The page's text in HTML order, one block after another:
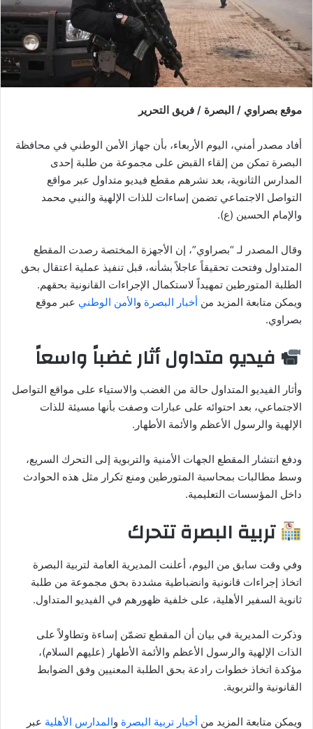
موقع بصراوي / البصرة / فريق التحرير
أفاد مصدر أمني، اليوم الأربعاء، بأن جهاز الأمن الوطني في محافظة
البصرة تمكن من إلقاء القبض على مجموعة من طلبة إحدى
المدارس الثانوية، بعد نشرهم مقطع فيديو متداول عبر مواقع
التواصل الاجتماعي تضمن إساءات للذات الإلهية والنبي محمد
والإمام الحسين (ع).
وقال المصدر لـ “بصراوي”، إن الأجهزة المختصة رصدت المقطع
المتداول وفتحت تحقيقاً عاجلاً بشأنه، قبل تنفيذ عملية اعتقال بحق
الطلبة المتورطين تمهيداً لاستكمال الإجراءات القانونية بحقهم.
ويمكن متابعة المزيد من أخبار البصرة والأمن الوطني عبر موقع
بصراوي.
فيديو متداول أثار غضباً واسعاً
وأثار الفيديو المتداول حالة من الغضب والاستياء على مواقع التواصل
الاجتماعي، بعد احتوائه على عبارات وصفت بأنها مسيئة للذات
الإلهية والرسول الأعظم والأئمة الأطهار.
ودفع انتشار المقطع الجهات الأمنية والتربوية إلى التحرك السريع،
وسط مطالبات بمحاسبة المتورطين ومنع تكرار مثل هذه الحوادث
داخل المؤسسات التعليمية.
تربية البصرة تتحرك
وفي وقت سابق من اليوم، أعلنت المديرية العامة لتربية البصرة
اتخاذ إجراءات قانونية وانضباطية مشددة بحق مجموعة من طلبة
ثانوية السفير الأهلية، على خلفية ظهورهم في الفيديو المتداول.
وذكرت المديرية في بيان أن المقطع تضمّن إساءة وتطاولاً على
الذات الإلهية والرسول الأعظم والأئمة الأطهار (عليهم السلام)،
مؤكدة اتخاذ خطوات رادعة بحق الطلبة المعنيين وفق الضوابط
القانونية والتربوية.
ويمكن متابعة المزيد من أخبار تربية البصرة والمدارس الأهلية عبر